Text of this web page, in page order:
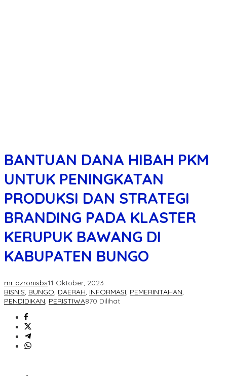
BANTUAN DANA HIBAH PKM
UNTUK PENINGKATAN
PRODUKSI DAN STRATEGI
BRANDING PADA KLASTER
KERUPUK BAWANG DI
KABUPATEN BUNGO
mr azronisbs11 Oktober, 2023
BISNIS, BUNGO, DAERAH, INFORMASI, PEMERINTAHAN,
PENDIDIKAN, PERISTIWA870 Dilihat